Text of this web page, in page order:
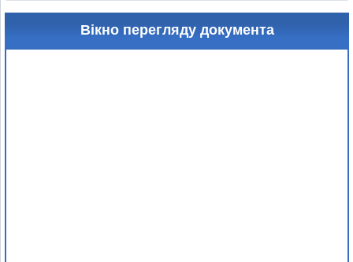
Вікно перегляду документа